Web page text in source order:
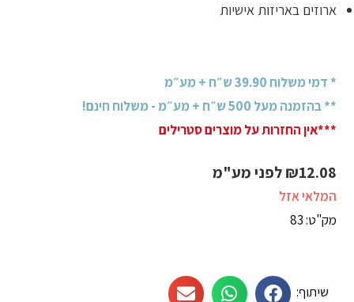
ארוזים באריזות אישיות
* דמי משלוח 39.90 ש״ח + מע״מ
** בהזמנה מעל 500 ש״ח + מע״מ - משלוח חינם!
***אין החזרות על מוצרים סטרילים
₪12.08 לפני מע"מ
המלאי אזל
מק"ט: 83
שיתוף: